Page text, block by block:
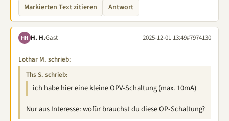
Markierten Text zitieren Antwort
HH H. H.Gast 2025-12-01 13:49#7974130
Lothar M. schrieb:
Ths S. schrieb:
ich habe hier eine kleine OPV-Schaltung (max. 10mA)
Nur aus Interesse: wofür brauchst du diese OP-Schaltung?